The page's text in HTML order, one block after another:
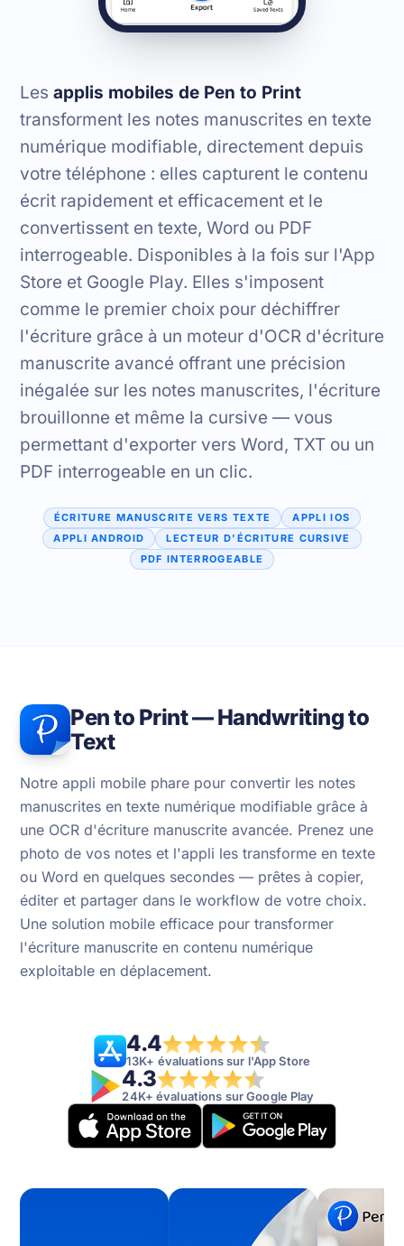
Les applis mobiles de Pen to Print
transforment les notes manuscrites en texte
numérique modifiable, directement depuis
votre téléphone : elles capturent le contenu
écrit rapidement et efficacement et le
convertissent en texte, Word ou PDF
interrogeable. Disponibles à la fois sur l'App
Store et Google Play. Elles s'imposent
comme le premier choix pour déchiffrer
l'écriture grâce à un moteur d'OCR d'écriture
manuscrite avancé offrant une précision
inégalée sur les notes manuscrites, l'écriture
brouillonne et même la cursive — vous
permettant d'exporter vers Word, TXT ou un
PDF interrogeable en un clic.
ÉCRITURE MANUSCRITE VERS TEXTE
APPLI IOS
APPLI ANDROID
LECTEUR D'ÉCRITURE CURSIVE
PDF INTERROGEABLE
Pen to Print — Handwriting to
Text
Notre appli mobile phare pour convertir les notes
manuscrites en texte numérique modifiable grâce à
une OCR d'écriture manuscrite avancée. Prenez une
photo de vos notes et l'appli les transforme en texte
ou Word en quelques secondes — prêtes à copier,
éditer et partager dans le workflow de votre choix.
Une solution mobile efficace pour transformer
l'écriture manuscrite en contenu numérique
exploitable en déplacement.
4.4
13K+ évaluations sur l'App Store
4.3
24K+ évaluations sur Google Play